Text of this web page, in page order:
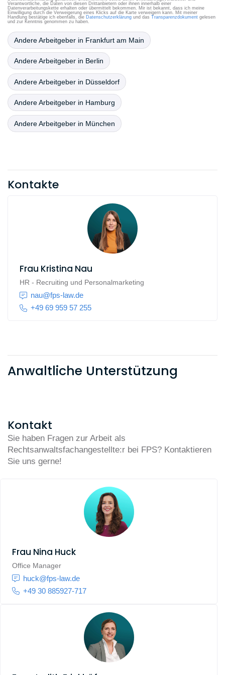
Verantwortliche, die Daten von diesen Drittanbietern oder ihnen innerhalb einer
Datenverarbeitungskette erhalten oder übermittelt bekommen. Mir ist bekannt, dass ich meine
Einwilligung durch die Verweigerung eines Klicks auf die Karte verweigern kann. Mit meiner
Handlung bestätige ich ebenfalls, die Datenschutzerklärung und das Transparenzdokument gelesen
und zur Kenntnis genommen zu haben.
Andere Arbeitgeber in Frankfurt am Main
Andere Arbeitgeber in Berlin
Andere Arbeitgeber in Düsseldorf
Andere Arbeitgeber in Hamburg
Andere Arbeitgeber in München
Kontakte
Frau Kristina Nau
HR - Recruiting und Personalmarketing
nau@fps-law.de
+49 69 959 57 255
Anwaltliche Unterstützung
Kontakt
Sie haben Fragen zur Arbeit als
Rechtsanwaltsfachangestellte:r bei FPS? Kontaktieren
Sie uns gerne!
Frau Nina Huck
Office Manager
huck@fps-law.de
+49 30 885927-717